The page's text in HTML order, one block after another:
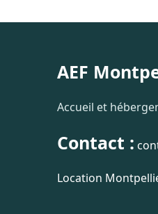
AEF
Accueil et
Contact :
Location